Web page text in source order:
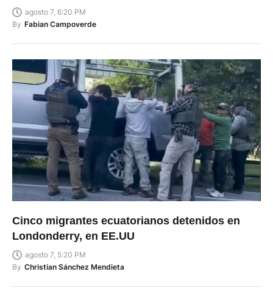
agosto 7, 6:20 PM
By Fabian Campoverde
Cinco migrantes ecuatorianos detenidos en
Londonderry, en EE.UU
agosto 7, 5:20 PM
By Christian Sánchez Mendieta